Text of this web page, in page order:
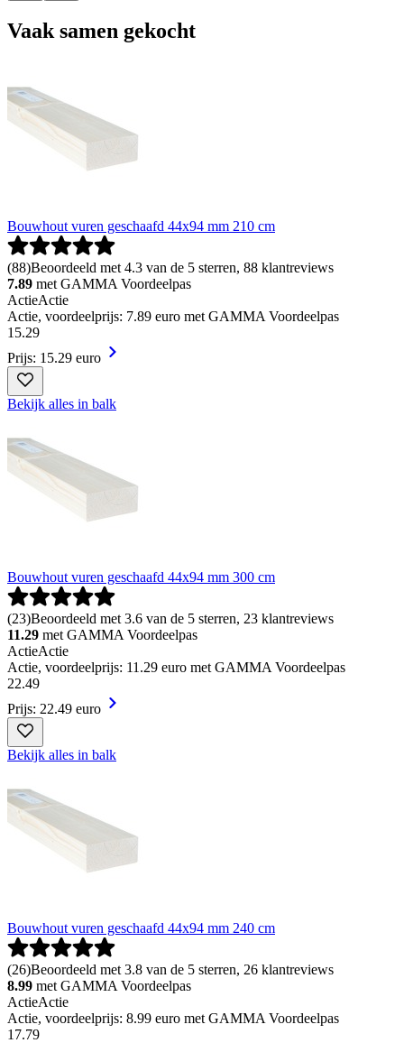
Vaak samen gekocht
Bouwhout vuren geschaafd 44x94 mm 210 cm
(88)Beoordeeld met 4.3 van de 5 sterren, 88 klantreviews
7.89 met GAMMA Voordeelpas
ActieActie
Actie, voordeelprijs: 7.89 euro met GAMMA Voordeelpas
15.29
Prijs: 15.29 euro
Bekijk alles in balk
Bouwhout vuren geschaafd 44x94 mm 300 cm
(23)Beoordeeld met 3.6 van de 5 sterren, 23 klantreviews
11.29 met GAMMA Voordeelpas
ActieActie
Actie, voordeelprijs: 11.29 euro met GAMMA Voordeelpas
22.49
Prijs: 22.49 euro
Bekijk alles in balk
Bouwhout vuren geschaafd 44x94 mm 240 cm
(26)Beoordeeld met 3.8 van de 5 sterren, 26 klantreviews
8.99 met GAMMA Voordeelpas
ActieActie
Actie, voordeelprijs: 8.99 euro met GAMMA Voordeelpas
17.79